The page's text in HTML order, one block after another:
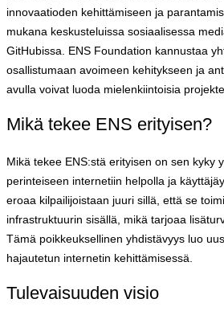
innovaatioden kehittämiseen ja
mukana keskusteluissa sosiaalisessa
GitHubissa. ENS Foundation kannustaa
osallistumaan avoimeen kehitykseen ja
avulla voivat luoda mielenkiintoisia
Mikä tekee ENS erityisen?
Mikä tekee ENS:stä erityisen on sen kyky
perinteiseen internetiin helpolla ja
eroaa kilpailijoistaan juuri sillä, että se
infrastruktuurin sisällä, mikä tarjoaa
Tämä poikkeuksellinen yhdistävyys luo
hajautetun internetin kehittämisessä.
Tulevaisuuden visio